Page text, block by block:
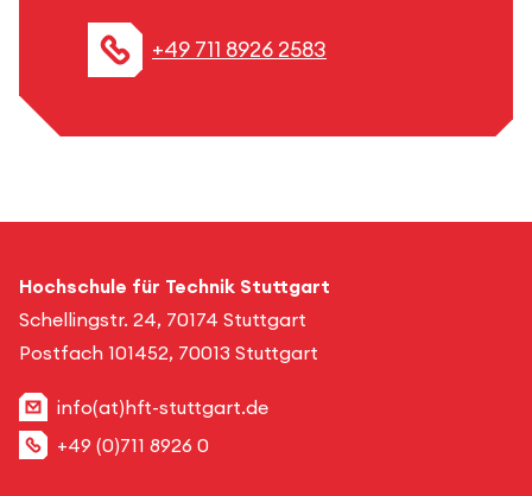
+49 711 8926 2583
Hochschule für Technik Stuttgart
Schellingstr. 24, 70174 Stuttgart
Postfach 101452, 70013 Stuttgart
info(at)hft-stuttgart.de
+49 (0)711 8926 0